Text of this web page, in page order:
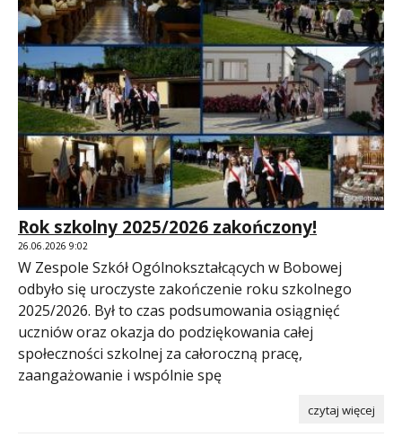
Rok szkolny 2025/2026 zakończony!
26.06.2026 9:02
W Zespole Szkół Ogólnokształcących w Bobowej
odbyło się uroczyste zakończenie roku szkolnego
2025/2026. Był to czas podsumowania osiągnięć
uczniów oraz okazja do podziękowania całej
społeczności szkolnej za całoroczną pracę,
zaangażowanie i wspólnie spę
czytaj więcej